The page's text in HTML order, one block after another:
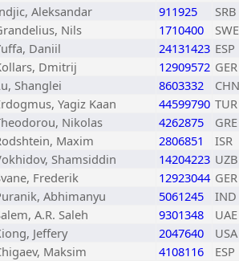
Aleksandar 911925 SRB
Nils 1710400 SWE
Daniil 24131423 ESP
Dmitrij 12909572 GER
Shanglei 8603332 CHN
Yagiz Kaan 44599790 TUR
Nikolas 4262875 GRE
Maxim 2806851 ISR
Shamsiddin 14204223 UZB
Frederik 12923044 GER
Abhimanyu 5061245 IND
A.R. Saleh 9301348 UAE
Jeffery 2047640 USA
Maksim 4108116 ESP